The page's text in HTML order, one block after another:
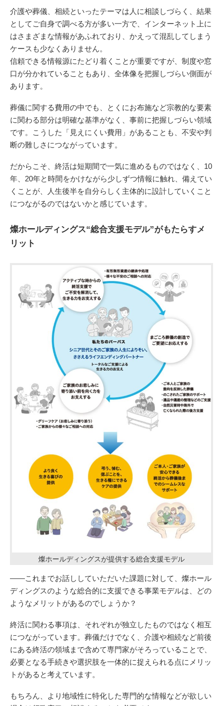
介護や葬儀、相続といったテーマは人に相談しづらく、結果
としてご自身で調べる方が多い一方で、インターネット上に
はさまざまな情報があふれており、かえって混乱してしまう
ケースも少なくありません。
信頼できる情報源にたどり着くことが重要ですが、制度や窓
口が分かれていることもあり、全体像を把握しづらい側面が
あります。
葬儀に関する費用の中でも、とくにお布施など宗教的な要素
に関わる部分は明確な基準がなく、事前に把握しづらい領域
です。こうした「見えにくい費用」があることも、不安や判
断の難しさにつながっています。
だからこそ、終活は短期間で一気に進めるものではなく、10
年、20年と時間をかけながら少しずつ情報に触れ、備えてい
くことが、人生後半を自分らしく主体的に設計していくこと
につながるのではないかと感じています。
燦ホールディングス“総合支援モデル”がもたらすメ
リット
燦ホールディングスが提供する総合支援モデル
——これまでお話ししていただいた課題に対して、燦ホール
ディングスのような総合的に支援できる事業モデルは、どの
ようなメリットがあるのでしょうか？
終活に関わる事項は、それぞれが独立したものではなく相互
につながっています。葬儀だけでなく、介護や相続など前後
にある終活の領域まで含めて専門家がそろっていることで、
必要となる手続きや選択肢を一体的に捉えられる点にメリッ
トがあると考えています。
もちろん、より地域性に特化した専門的な情報などが欲しい